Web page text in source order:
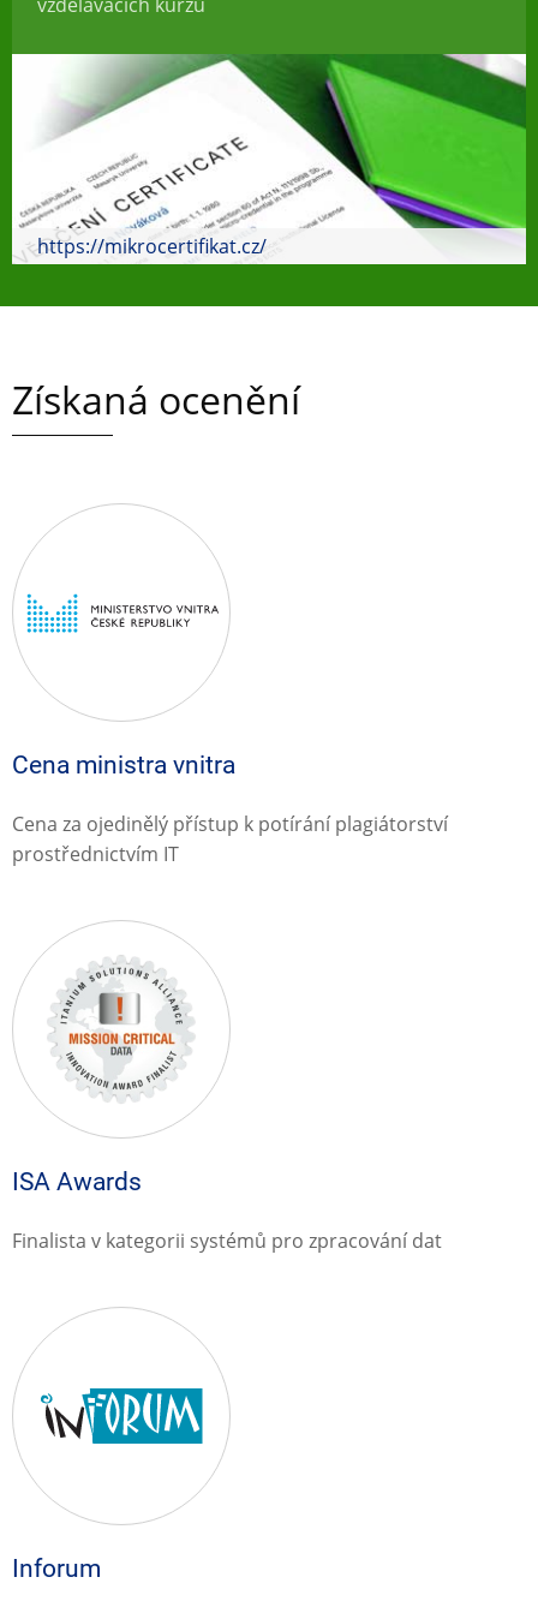
https://mikrocertifikat.cz/
Získaná ocenění
Cena ministra vnitra
Cena za ojedinělý přístup k potírání plagiátorství
prostřednictvím IT
ISA Awards
Finalista v kategorii systémů pro zpracování dat
Inforum